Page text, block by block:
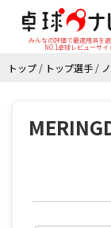
みんなの評価で最適用具を選
NO.1卓球レビューサイ
トップ / トップ選手 /